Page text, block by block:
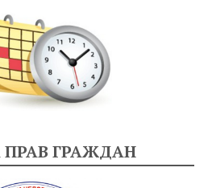
ГРАЖДАН